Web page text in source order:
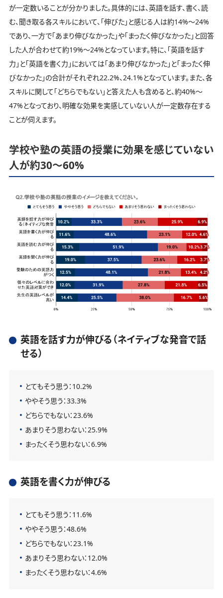
が一定数いることが分かりました。具体的には、英語を話す、書く、読
む、聞き取る各スキルにおいて、「伸びた」と感じる人は約14%～24%
であり、一方で「あまり伸びなかった」や「まったく伸びなかった」と回答
した人が合わせて約19%〜24%となっています。特に、「英語を話す
力」と「英語を書く力」においては「あまり伸びなかった」と「まったく伸
びなかった」の合計がそれぞれ22.2%、24.1%となっています。また、各
スキルに関して「どちらでもない」と答えた人も含めると、約40%～
47%となっており、明確な効果を実感していない人が一定数存在する
ことが伺えます。
学校や塾の英語の授業に効果を感じていない
人が約30～60%
英語を話す力が伸びる（ネイティブな発音で話
せる）
とてもそう思う：10.2%
ややそう思う：33.3%
どちらでもない：23.6%
あまりそう思わない：25.9%
まったくそう思わない：6.9%
英語を書く力が伸びる
とてもそう思う：11.6%
ややそう思う：48.6%
どちらでもない：23.1%
あまりそう思わない：12.0%
まったくそう思わない：4.6%